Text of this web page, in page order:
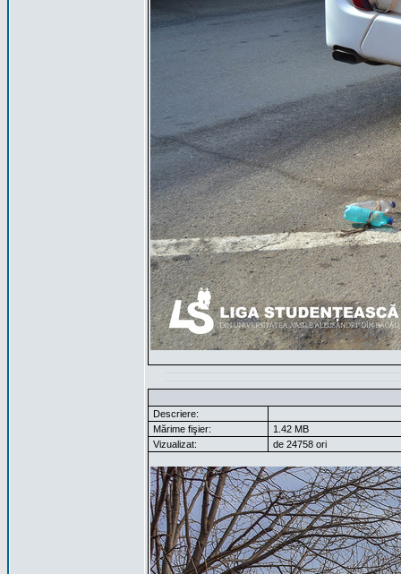
Descriere:
Mărime fişier:
1.42 MB
Vizualizat:
de 24758 ori